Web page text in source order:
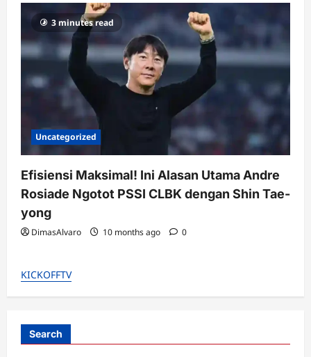
3 minutes read
Uncategorized
Efisiensi Maksimal! Ini Alasan Utama Andre
Rosiade Ngotot PSSI CLBK dengan Shin Tae-
yong
DimasAlvaro 10 months ago 0
KICKOFFTV
Search